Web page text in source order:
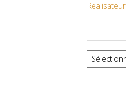
Archives